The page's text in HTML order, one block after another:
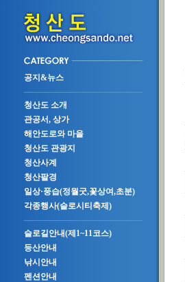
공지&뉴스
청산도 소개
관공서, 상가
해안도로와 마을
청산도 관광지
청산사계
청산팔경
일상·풍습(정월굿,꽃상여,초분)
각종행사(슬로시티축제)
슬로길안내(제1~11코스)
등산안내
낚시안내
펜션안내